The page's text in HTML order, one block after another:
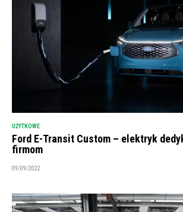
UŻYTKOWE
Ford E-Transit Custom – elektryk
firmom
09/09/2022